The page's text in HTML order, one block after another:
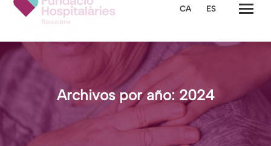
una
ventanaventanaventanaventana
CA ES
Archivos por año:2024